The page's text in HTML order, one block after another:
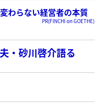
わらない経営者の本質
PR(FINCHI on GOETHE)
・砂川啓介語る